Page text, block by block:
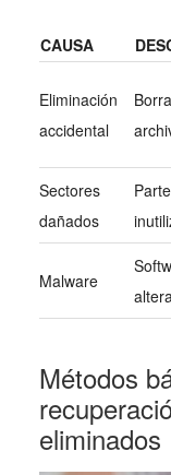
CAUSA
Eliminación
accidental
Sectores
dañados
Malware
Métodos
eliminados